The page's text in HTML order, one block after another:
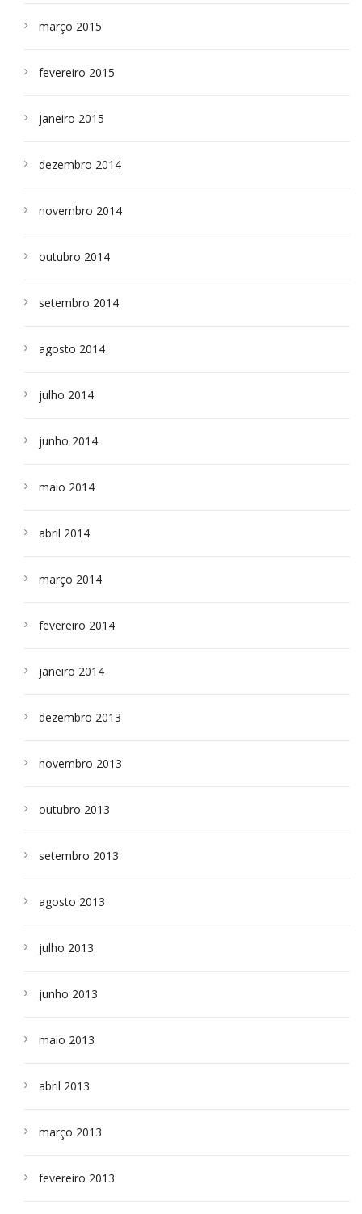
março 2015
fevereiro 2015
janeiro 2015
dezembro 2014
novembro 2014
outubro 2014
setembro 2014
agosto 2014
julho 2014
junho 2014
maio 2014
abril 2014
março 2014
fevereiro 2014
janeiro 2014
dezembro 2013
novembro 2013
outubro 2013
setembro 2013
agosto 2013
julho 2013
junho 2013
maio 2013
abril 2013
março 2013
fevereiro 2013